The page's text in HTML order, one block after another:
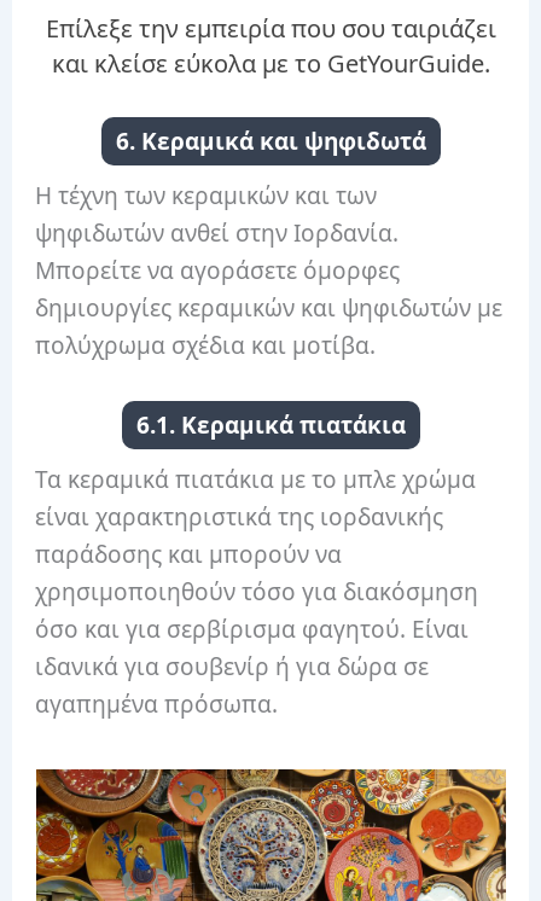
Επίλεξε την εμπειρία που σου ταιριάζει
και κλείσε εύκολα με το GetYourGuide.
6. Κεραμικά και ψηφιδωτά
Η τέχνη των κεραμικών και των
ψηφιδωτών ανθεί στην Ιορδανία.
Μπορείτε να αγοράσετε όμορφες
δημιουργίες κεραμικών και ψηφιδωτών με
πολύχρωμα σχέδια και μοτίβα.
6.1. Κεραμικά πιατάκια
Τα κεραμικά πιατάκια με το μπλε χρώμα
είναι χαρακτηριστικά της ιορδανικής
παράδοσης και μπορούν να
χρησιμοποιηθούν τόσο για διακόσμηση
όσο και για σερβίρισμα φαγητού. Είναι
ιδανικά για σουβενίρ ή για δώρα σε
αγαπημένα πρόσωπα.